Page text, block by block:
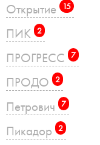
Открытие 15
ПИК 2
ПРОГРЕСС 7
ПРОДО 2
Петрович 7
Пикадор 2